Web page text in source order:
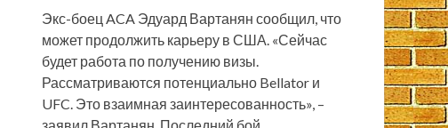
Экс-боец ACA Эдуард Вартанян сообщил, что
может продолжить карьеру в США. «Сейчас
будет работа по получению визы.
Рассматриваются потенциально Bellator и
UFC. Это взаимная заинтересованность», –